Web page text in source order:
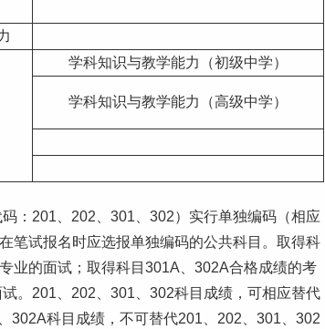
学科知识与教学能力（初级中学）
学科知识与教学能力（高级中学）
：201、202、301、302）实行单独编码（相应
笔试报名时应选报单独编码的公共科目。取得科
业的面试 ；取得科目301A、302A合格成绩的考
。201、202、301、302科目成绩，可相应替代
302A科目成绩，不可替代201、202、301、302